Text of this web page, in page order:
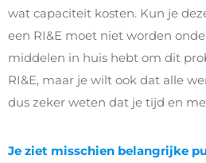
wat capaciteit kosten. Kun je
een RI&E moet niet worden
middelen in huis hebt om dit
RI&E, maar je wilt ook dat alle
dus zeker weten dat je tijd en
Je ziet misschien belangrijke